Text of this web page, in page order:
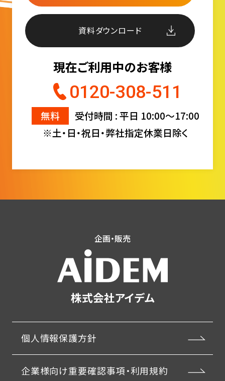
資料ダウンロード
現在ご利用中のお客様
0120-308-511
無料
受付時間 : 平日 10:00〜17:00
※土・日・祝日・弊社指定休業日除く
企画・販売
株式会社アイデム
個人情報保護方針
企業様向け重要確認事項・利用規約